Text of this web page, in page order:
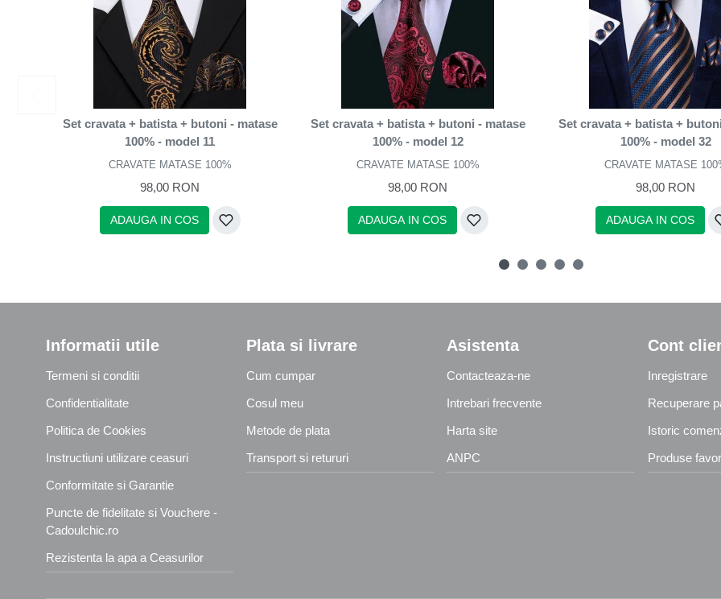
Set cravata + batista + butoni - matase
100% - model 11
CRAVATE MATASE 100%
98,00 RON
ADAUGA IN COS
Set cravata + batista + butoni - matase
100% - model 12
CRAVATE MATASE 100%
98,00 RON
ADAUGA IN COS
Set cravata + batista +
100% - model 32
CRAVATE MATASE
98,00 RON
ADAUGA IN COS
Informatii utile
Termeni si conditii
Confidentialitate
Politica de Cookies
Instructiuni utilizare ceasuri
Conformitate si Garantie
Puncte de fidelitate si Vouchere -
Cadoulchic.ro
Rezistenta la apa a Ceasurilor
Plata si livrare
Cum cumpar
Cosul meu
Metode de plata
Transport si retururi
Asistenta
Contacteaza-ne
Intrebari frecvente
Harta site
ANPC
Cont
Inregistrare
Recuperare
Istoric
Produse